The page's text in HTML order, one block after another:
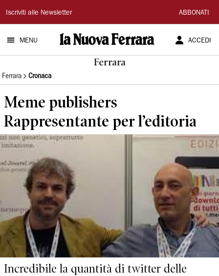
La
Nuova
Ferrara
Iscriviti alle Newsletter ABBONATI
MENU ACCEDI
Ferrara
Ferrara Cronaca
Meme publishers
Rappresentante per l’editoria
Incredibile la quantità di twitter delle